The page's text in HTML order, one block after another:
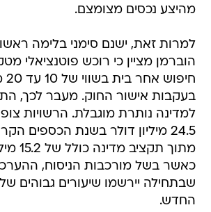
מהיצע נכסים מצומצם.
למרות זאת, ישנם סימני בלימה
הוברמן מציין כי רוכש פוטנציאלי
בעקבות אישור החוק. מעבר לכך,
למדינה נותרת מוגבלת. הרשויות
24.5 מיליון דולר בשנת הכספים
מתוך
כאשר בשל מורכבות הניסוח,
שבתחילה יירשמו שיעורים גבוהים
החדש.